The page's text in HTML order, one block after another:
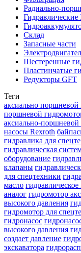
Радиально-
Склад
Запасные части
Шестеренные
Пластинчатые
Редукторы GFT
Теги
аксиально поршневой
поршневой
аксиально-поршневой
насосы Rexroth
гидравлика для
гидравлическая
оборудование
клапаны
для спецтехники
масло
аналог гидромотор
высокого давления
гидромотор для
гидронасос
высокого давления
создает давление
экскаватора